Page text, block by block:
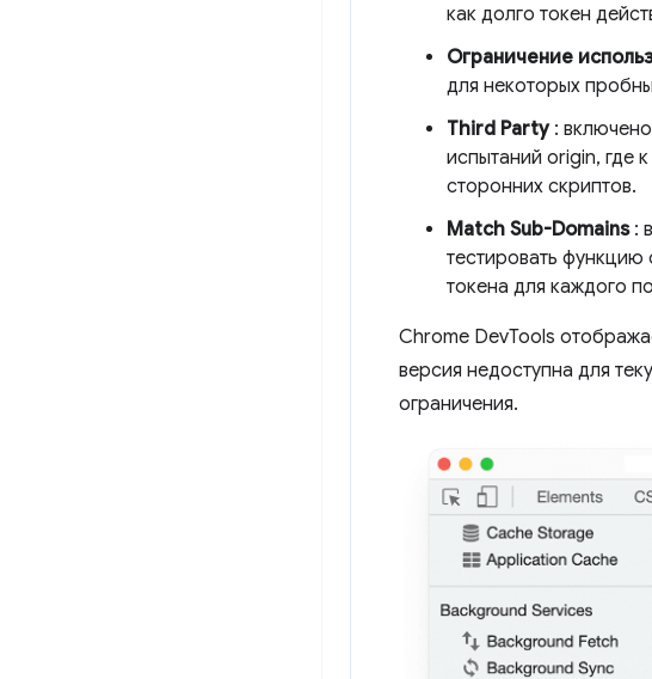
как долго токен
Ограничение
для некоторых
Third Party:
испытаний origin, где
сторонних скриптов.
Match Sub-Domains:
тестировать функцию
токена для каждого
Chrome DevTools
версия недоступна для
ограничения.